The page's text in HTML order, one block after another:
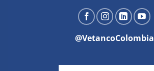
@VetancoColombia